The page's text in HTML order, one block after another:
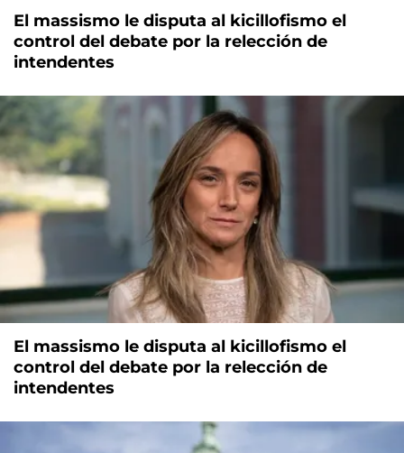
El massismo le disputa al kicillofismo el
control del debate por la relección de
intendentes
El massismo le disputa al kicillofismo el
control del debate por la relección de
intendentes